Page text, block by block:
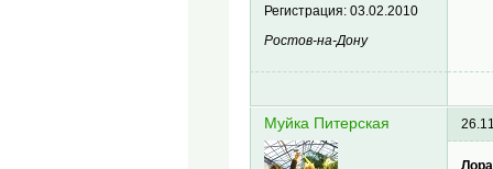
Регистрация:03.02.2010
Ростов-на-Дону
Муйка Питерская